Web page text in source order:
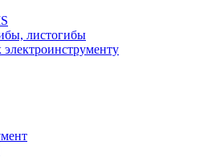
листогибы